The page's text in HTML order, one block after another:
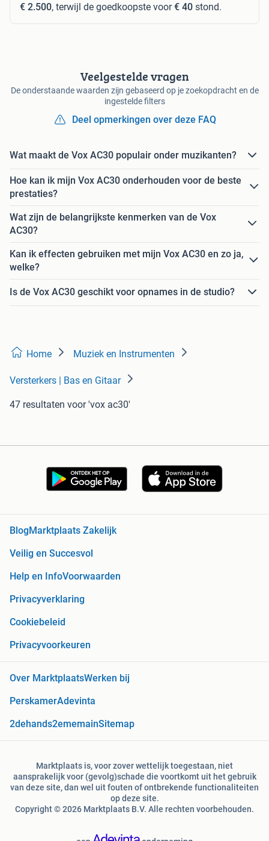
€ 2.500, terwijl de goedkoopste voor€ 40 stond.
Veelgestelde vragen
De onderstaande waarden zijn gebaseerd op je zoekopdracht en de
ingestelde filters
Deel opmerkingen over deze FAQ
Wat maakt de Vox AC30 populair onder muzikanten?
Hoe kan ik mijn Vox AC30 onderhouden voor de beste
prestaties?
Wat zijn de belangrijkste kenmerken van de Vox
AC30?
Kan ik effecten gebruiken met mijn Vox AC30 en zo ja,
welke?
Is de Vox AC30 geschikt voor opnames in de studio?
Home Muziek en Instrumenten
Versterkers | Bas en Gitaar
47 resultaten voor 'vox ac30'
BlogMarktplaats Zakelijk
Veilig en Succesvol
Help en InfoVoorwaarden
Privacyverklaring
Cookiebeleid
Privacyvoorkeuren
Over MarktplaatsWerken bij
PerskamerAdevinta
2dehands2ememainSitemap
Marktplaats is, voor zover wettelijk toegestaan, niet
aansprakelijk voor (gevolg)schade die voortkomt uit het gebruik
van deze site, dan wel uit fouten of ontbrekende functionaliteiten
op deze site.
Copyright © 2026 Marktplaats B.V. Alle rechten voorbehouden.